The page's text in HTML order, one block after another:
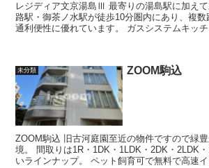
レジディア文京湯島Ⅲ 最寄りの湯島駅に加えて末広町駅・上野広小
路駅・御茶ノ水駅が徒歩10分圏内にあり、複
通利便性に優れています。 ガスシステムキッチン・追焚バス・浴室
未分類 ZOOM駒込
ZOOM駒込 旧古河庭園至近の物件ですので緑豊かな落ち着いた住環
境。 間取りは1R・1DK・1LDK・2DK・2LDK・1LDK+DENなど幅広
いラインナップ。 ペット飼育可で無料で高速インターネット使用可